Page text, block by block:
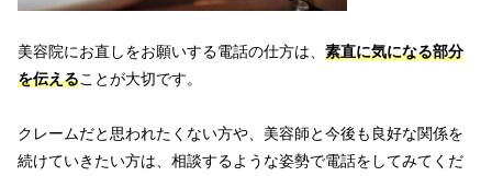
美容院にお直しをお願いする電話の仕方は、 素直に気になる部分
を伝えることが大切です。
クレームだと思われたくない方や、美容師と今後も良好な関係を
続けていきたい方は、相談するような姿勢で電話をしてみてくだ